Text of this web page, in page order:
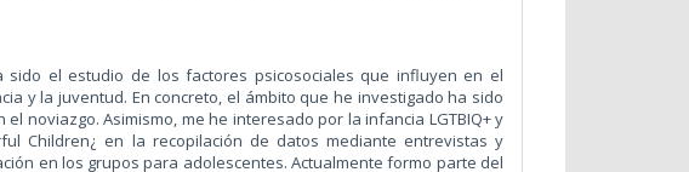
sido el estudio de los factores psicosociales que influyen en el
y la juventud. En concreto, el ámbito que he investigado ha sido
noviazgo. Asimismo, me he interesado por la infancia LGTBIQ+ y
Children¿ en la recopilación de datos mediante entrevistas y
en los grupos para adolescentes. Actualmente formo parte del